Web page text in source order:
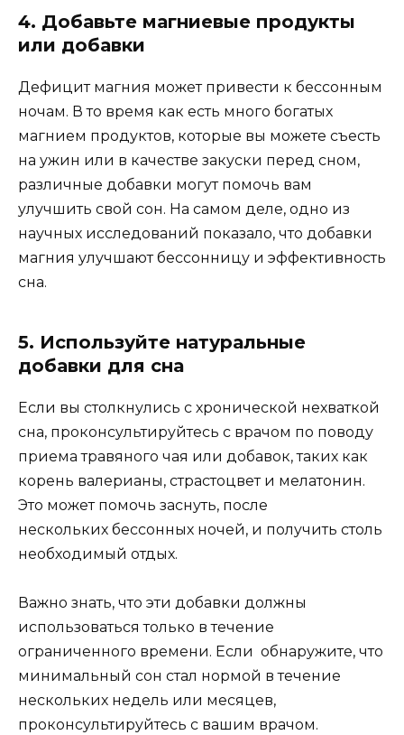
4. Добавьте магниевые продукты
или добавки
Дефицит магния может привести к бессонным
ночам. В то время как есть много богатых
магнием продуктов, которые вы можете съесть
на ужин или в качестве закуски перед сном,
различные добавки могут помочь вам
улучшить свой сон. На самом деле, одно из
научных исследований показало, что добавки
магния улучшают бессонницу и эффективность
сна.
5. Используйте натуральные
добавки для сна
Если вы столкнулись с хронической нехваткой
сна, проконсультируйтесь с врачом по поводу
приема травяного чая или добавок, таких как
корень валерианы, страстоцвет и мелатонин.
Это может помочь заснуть, после
нескольких бессонных ночей, и получить столь
необходимый отдых.
Важно знать, что эти добавки должны
использоваться только в течение
ограниченного времени. Если обнаружите, что
минимальный сон стал нормой в течение
нескольких недель или месяцев,
проконсультируйтесь с вашим врачом.